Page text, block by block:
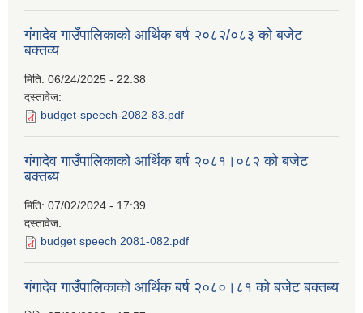
गंगादेव गाउँपालिकाको आर्थिक बर्ष २०८२/०८३ को बजेट
बक्तव्य
मिति: 06/24/2025 - 22:38
दस्तावेज:
budget-speech-2082-83.pdf
गंगादेव गाउँपालिकाको आर्थिक बर्ष २०८१।०८२ को बजेट
बक्तब्य
मिति: 07/02/2024 - 17:39
दस्तावेज:
budget speech 2081-082.pdf
गंगादेव गाउँपालिकाको आर्थिक बर्ष २०८०।८१ को बजेट बक्तब्य